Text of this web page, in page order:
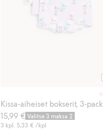
Kissa-aiheiset bokserit, 3-pack
15,99 € Valitse 3 maksa 2
3 kpl. 5,33 € /kpl